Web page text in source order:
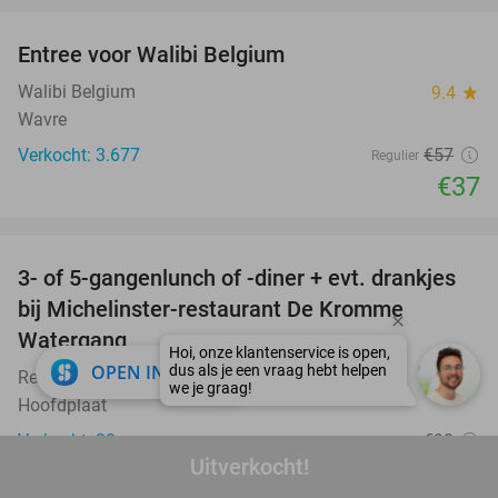
Uitverkocht!
Entree voor Walibi Belgium
Walibi Belgium 9.4 star
Wavre
Verkocht: 3.677
Regulier €57
€37
16%
3- of 5-gangenlunch of -diner + evt. drankjes
bij Michelinster-restaurant De Kromme
Watergang
Restaurant De Kromme Watergang 9.9star
Hoofdplaat
Verkocht: 38
€98
OPEN IN APP close